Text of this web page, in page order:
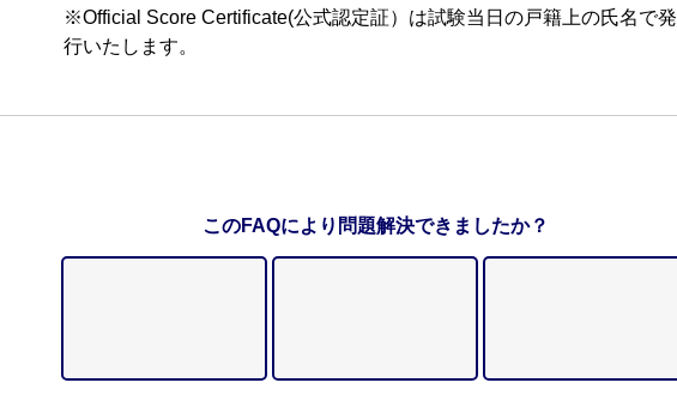
※Official Score Certificate(公式認定証）は試験当日の戸籍上の氏名で発
行いたします。
このFAQにより問題解決できましたか？